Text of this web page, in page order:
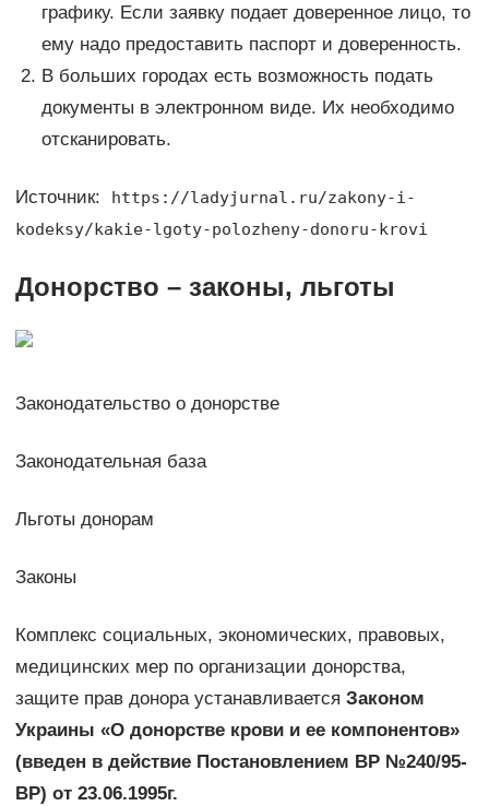
графику. Если заявку подает доверенное лицо, то
ему надо предоставить паспорт и доверенность.
В больших городах есть возможность подать
документы в электронном виде. Их необходимо
отсканировать.
Источник:
https://ladyjurnal.ru/zakony-i-
kodeksy/kakie-lgoty-polozheny-donoru-krovi
Донорство – законы, льготы
Законодательство о донорстве
Законодательная база
Льготы донорам
Законы
Комплекс социальных, экономических, правовых,
медицинских мер по организации донорства,
защите прав донора устанавливается Законом
Украины «О донорстве крови и ее компонентов»
(введен в действие Постановлением ВР №240/95-
ВР) от 23.06.1995г.